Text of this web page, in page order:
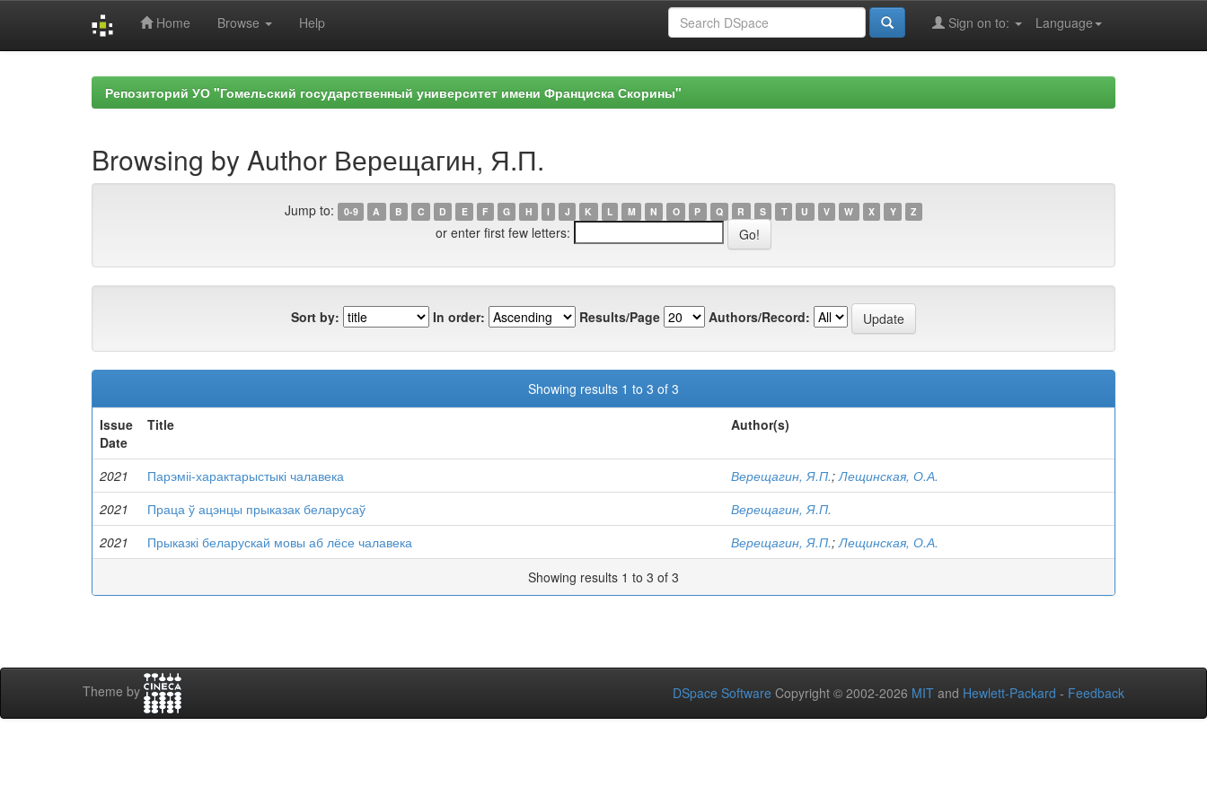
Home Browse Help Language
Sign on to:
Репозиторий УО "Гомельский государственный университет имени Франциска Скорины"
Browsing by Author Верещагин, Я.П.
Jump to: 0-9 A B C D E F G H I J K L M N O P Q R S T U V W X Y Z
or enter first few letters:
Sort by: In order: Results/Page Authors/Record:
Showing results 1 to 3 of 3
Issue
Date
Title Author(s)
2021 Парэміі-характарыстыкі чалавека Верещагин, Я.П.;Лещинская, О.А.
2021
Праца ў ацэнцы прыказак беларусаў
Верещагин, Я.П.
2021
Прыказкі беларускай мовы аб лёсе чалавека Верещагин, Я.П.;Лещинская, О.А.
Showing results 1 to 3 of 3
Theme by DSpace Software Copyright © 2002-2026 MIT and Hewlett-Packard - Feedback